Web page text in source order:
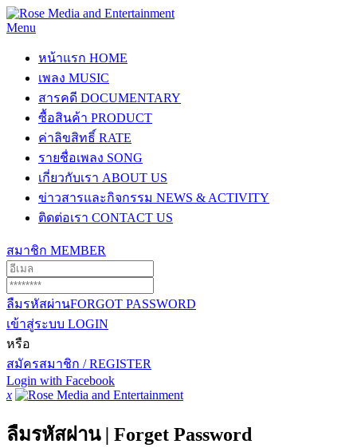
Menu
หน้าแรก HOME
เพลง MUSIC
สารคดี DOCUMENTARY
ซื้อสินค้า PRODUCT
ค่าลิขสิทธิ์ RATE
รายชื่อเพลง SONG
เกี่ยวกับเรา ABOUT US
ข่าวสารและกิจกรรม NEWS & ACTIVITY
ติดต่อเรา CONTACT US
สมาชิก MEMBER
ลืมรหัสผ่านFORGOT PASSWORD
เข้าสู่ระบบ LOGIN
หรือ
สมัครสมาชิก / REGISTER
Login with Facebook
x
ลืมรหัสผ่าน | Forget Password